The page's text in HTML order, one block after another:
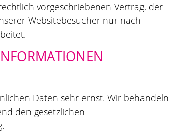
vorgeschriebenen Vertrag, der
Websitebesucher nur nach
Daten sehr ernst. Wir behandeln
den gesetzlichen